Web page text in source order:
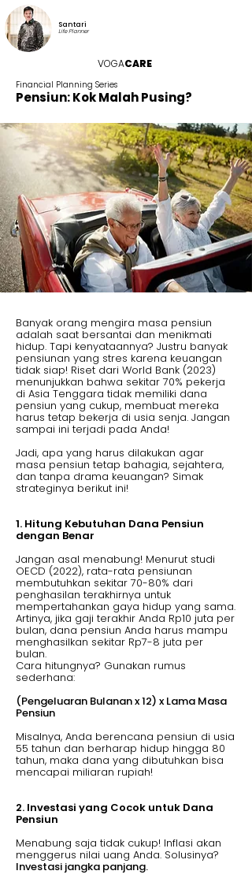
VOGACARE
Santari
Life Planner
Financial Planning Series
Pensiun: Kok Malah Pusing?
Banyak orang mengira masa pensiun
adalah saat bersantai dan menikmati
hidup. Tapi kenyataannya? Justru banyak
pensiunan yang stres karena keuangan
tidak siap! Riset dari World Bank (2023)
menunjukkan bahwa sekitar 70% pekerja
di Asia Tenggara tidak memiliki dana
pensiun yang cukup, membuat mereka
harus tetap bekerja di usia senja. Jangan
sampai ini terjadi pada Anda!
Jadi, apa yang harus dilakukan agar
masa pensiun tetap bahagia, sejahtera,
dan tanpa drama keuangan? Simak
strateginya berikut ini!
1. Hitung Kebutuhan Dana Pensiun
dengan Benar
Jangan asal menabung! Menurut studi
OECD (2022), rata-rata pensiunan
membutuhkan sekitar 70-80% dari
penghasilan terakhirnya untuk
mempertahankan gaya hidup yang sama.
Artinya, jika gaji terakhir Anda Rp10 juta per
bulan, dana pensiun Anda harus mampu
menghasilkan sekitar Rp7-8 juta per
bulan.
Cara hitungnya? Gunakan rumus
sederhana:
(Pengeluaran Bulanan x 12) x Lama Masa
Pensiun
Misalnya, Anda berencana pensiun di usia
55 tahun dan berharap hidup hingga 80
tahun, maka dana yang dibutuhkan bisa
mencapai miliaran rupiah!
2. Investasi yang Cocok untuk Dana
Pensiun
Menabung saja tidak cukup! Inflasi akan
menggerus nilai uang Anda. Solusinya?
Investasi jangka panjang.